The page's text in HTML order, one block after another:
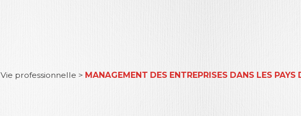
Vie professionnelle > MANAGEMENT DES ENTREPRISES DANS LES PAYS